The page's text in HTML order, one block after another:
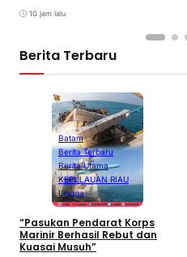
10 jam lalu
Berita Terbaru
Batam
Berita Terbaru
Berita Utama
KEPULAUAN RIAU
Lingga
“Pasukan Pendarat Korps
Marinir Berhasil Rebut dan
Kuasai Musuh”